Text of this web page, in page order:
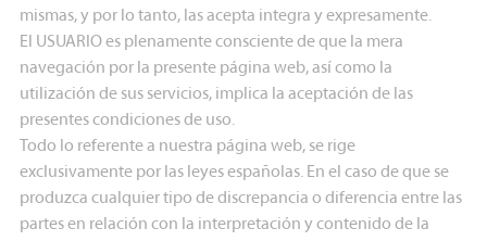
mismas, y por lo tanto, las acepta integra y expresamente.
El USUARIO es plenamente consciente de que la mera
navegación por la presente página web, así como la
utilización de sus servicios, implica la aceptación de las
presentes condiciones de uso.
Todo lo referente a nuestra página web, se rige
exclusivamente por las leyes españolas. En el caso de que se
produzca cualquier tipo de discrepancia o diferencia entre las
partes en relación con la interpretación y contenido de la